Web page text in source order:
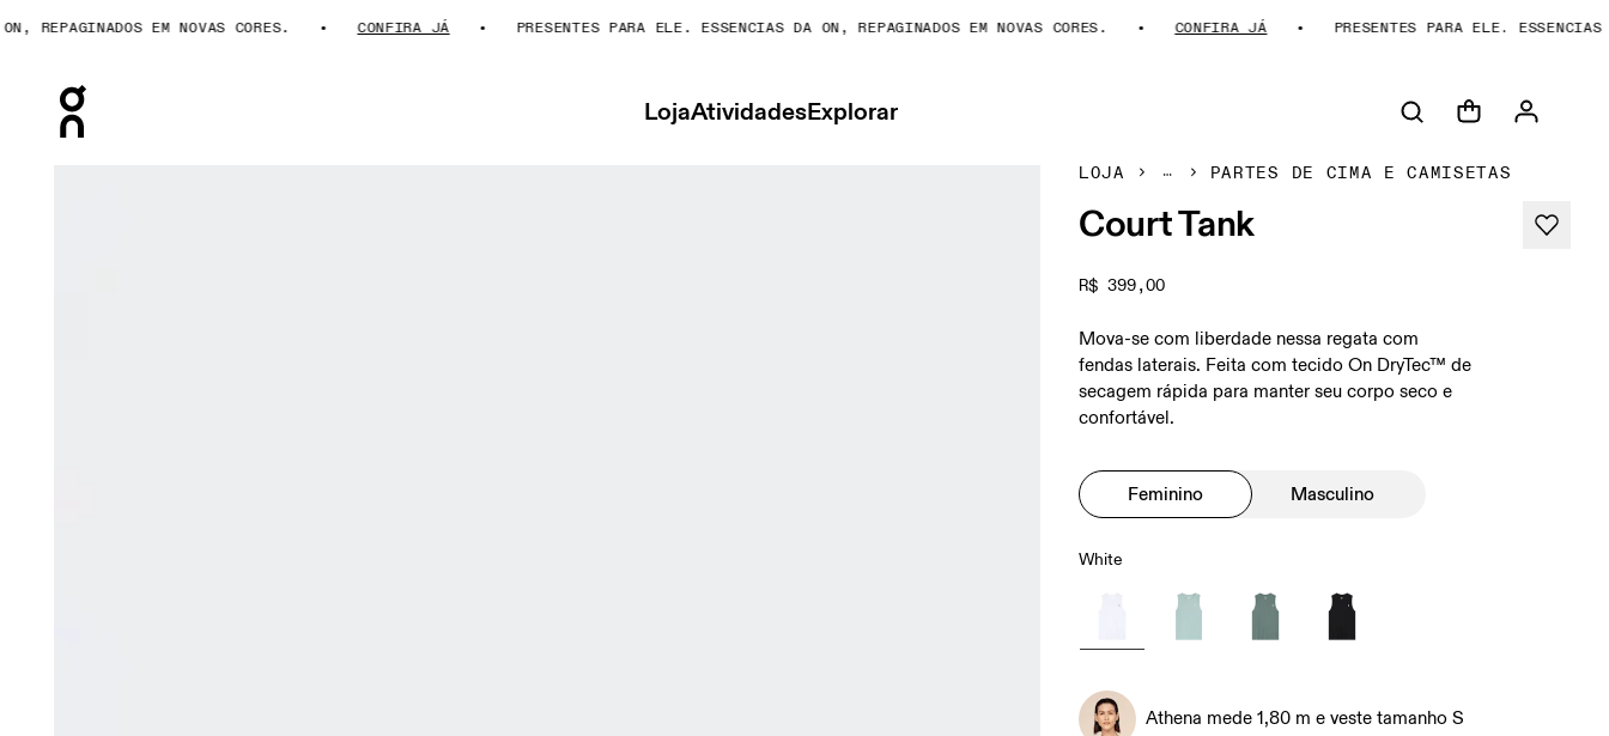
EM NOVAS CORES. CONFIRA JÁ PRESENTES PARA ELE. ESSENCIAS DA ON, REPAGINADOS EM NOVAS CORES. CONFIRA JÁ PRESENTES PARA ELE. ESSENCIAS
LojaAtividadesExplorar
LOJA PARTES DE CIMA E CAMISETAS
Court Tank
R$ 399,00
Mova-se com liberdade nessa regata com
fendas laterais. Feita com tecido On DryTec™ de
secagem rápida para manter seu corpo seco e
confortável.
Feminino Masculino
White
Athena mede 1,80 m e veste tamanho S